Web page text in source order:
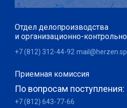
Отдел делопроизводства
и организационно-
+7 (812) 312-44-92
Приемная комиссия
По вопросам поступления:
+7 (812) 643-77-66